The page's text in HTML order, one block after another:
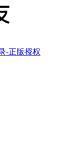
-正版授权